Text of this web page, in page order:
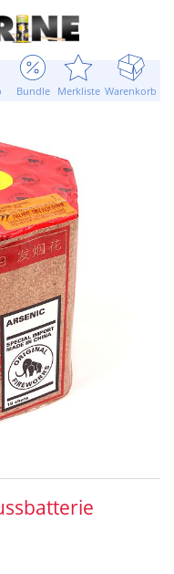
Bundle Merkliste Warenkorb